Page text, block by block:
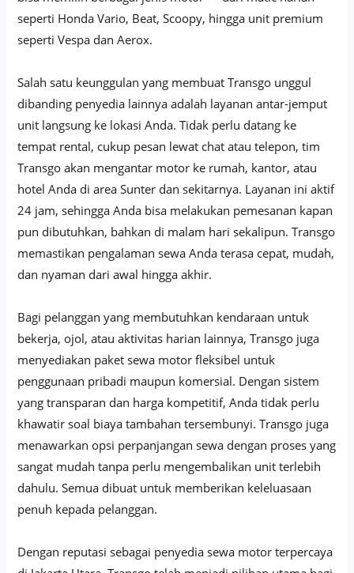
seperti Honda Vario, Beat, Scoopy, hingga unit premium
seperti Vespa dan Aerox.
Salah satu keunggulan yang membuat Transgo unggul
dibanding penyedia lainnya adalah layanan antar-jemput
unit langsung ke lokasi Anda. Tidak perlu datang ke
tempat rental, cukup pesan lewat chat atau telepon, tim
Transgo akan mengantar motor ke rumah, kantor, atau
hotel Anda di area Sunter dan sekitarnya. Layanan ini aktif
24 jam, sehingga Anda bisa melakukan pemesanan kapan
pun dibutuhkan, bahkan di malam hari sekalipun. Transgo
memastikan pengalaman sewa Anda terasa cepat, mudah,
dan nyaman dari awal hingga akhir.
Bagi pelanggan yang membutuhkan kendaraan untuk
bekerja, ojol, atau aktivitas harian lainnya, Transgo juga
menyediakan paket sewa motor fleksibel untuk
penggunaan pribadi maupun komersial. Dengan sistem
yang transparan dan harga kompetitif, Anda tidak perlu
khawatir soal biaya tambahan tersembunyi. Transgo juga
menawarkan opsi perpanjangan sewa dengan proses yang
sangat mudah tanpa perlu mengembalikan unit terlebih
dahulu. Semua dibuat untuk memberikan keleluasaan
penuh kepada pelanggan.
Dengan reputasi sebagai penyedia sewa motor terpercaya